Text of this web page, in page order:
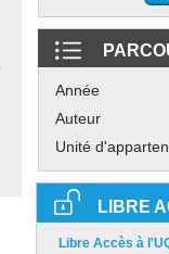
Année
Auteur
Unité
LIBRE
Libre Accès à